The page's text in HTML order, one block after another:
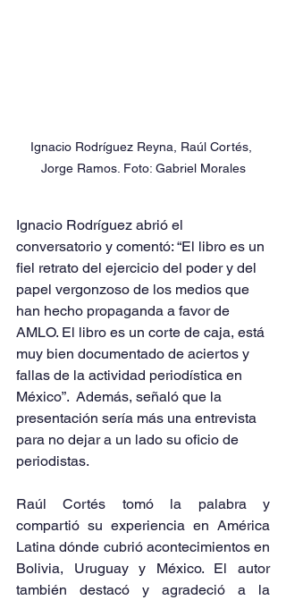
Ignacio Rodríguez Reyna, Raúl Cortés,
Jorge Ramos. Foto: Gabriel Morales
Ignacio Rodríguez abrió el
conversatorio y comentó: “El libro es un
fiel retrato del ejercicio del poder y del
papel vergonzoso de los medios que
han hecho propaganda a favor de
AMLO. El libro es un corte de caja, está
muy bien documentado de aciertos y
fallas de la actividad periodística en
México”.  Además, señaló que la
presentación sería más una entrevista
para no dejar a un lado su oficio de
periodistas.
Raúl Cortés tomó la palabra y
compartió su experiencia en América
Latina dónde cubrió acontecimientos en
Bolivia, Uruguay y México. El autor
también destacó y agradeció a la